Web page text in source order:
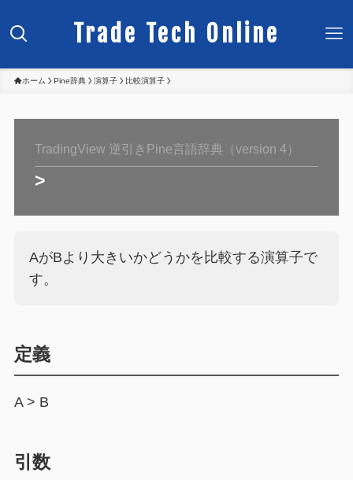
Trade Tech Online
ホーム Pine辞典 演算子 比較演算子
TradingView 逆引きPine言語辞典（version 4）
>
AがBより大きいかどうかを比較する演算子で
す。
定義
A > B
引数